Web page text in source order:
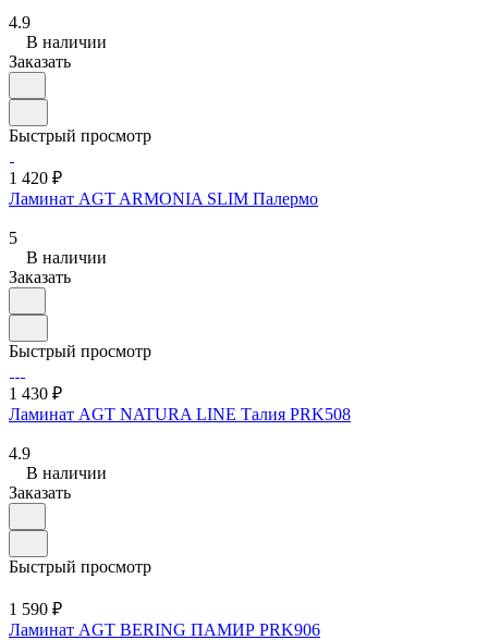
4.9
В наличии
Заказать
Быстрый просмотр
1 420 ₽
Ламинат AGT ARMONIA SLIM Палермо
5
В наличии
Заказать
Быстрый просмотр
1 430 ₽
Ламинат AGT NATURA LINE Талия PRK508
4.9
В наличии
Заказать
Быстрый просмотр
1 590 ₽
Ламинат AGT BERING ПАМИР PRK906